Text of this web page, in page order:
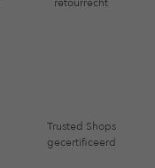
Trusted Shops
gecertificeerd